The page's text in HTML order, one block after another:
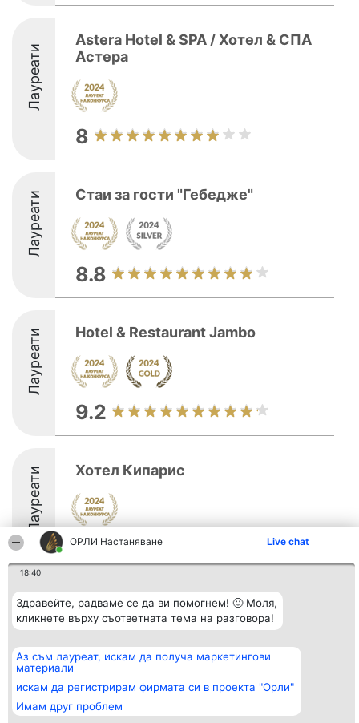
ОРЛИ Настаняване Live chat
18:40
Здравейте, радваме се да ви помогнем! 🙂 Моля,
кликнете върху съответната тема на разговора!
Аз съм лауреат, искам да получа маркетингови
материали
искам да регистрирам фирмата си в проекта "Орли"
Имам друг проблем
Лауреати
Astera Hotel & SPA / Хотел & СПА
Астера
8
Лауреати Стаи за гости "Гебедже"
8.8
Лауреати Hotel & Restaurant Jambo
9.2
Лауреати Хотел Кипарис
8.4
Организатор на
класиране
Beautiful Company S.R.L.
Sus Nr. 2, Bl. A30, Sc. A, Et.
4, Ap. 13
București 53-238
CUI 36737675
Класация
Победители
Списък на
победители
Правила
Политика за
Контакти
Контакти